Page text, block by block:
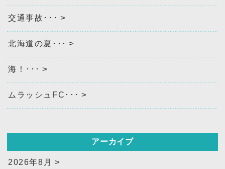
交通事故･･･
北海道の夏･･･
海！･･･
ムラッシュFC･･･
アーカイブ
2026年8月